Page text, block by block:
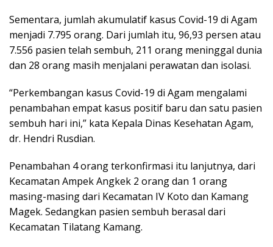
Sementara, jumlah akumulatif kasus Covid-19 di Agam
menjadi 7.795 orang. Dari jumlah itu, 96,93 persen atau
7.556 pasien telah sembuh, 211 orang meninggal dunia
dan 28 orang masih menjalani perawatan dan isolasi.
“Perkembangan kasus Covid-19 di Agam mengalami
penambahan empat kasus positif baru dan satu pasien
sembuh hari ini,” kata Kepala Dinas Kesehatan Agam,
dr. Hendri Rusdian.
Penambahan 4 orang terkonfirmasi itu lanjutnya, dari
Kecamatan Ampek Angkek 2 orang dan 1 orang
masing-masing dari Kecamatan IV Koto dan Kamang
Magek. Sedangkan pasien sembuh berasal dari
Kecamatan Tilatang Kamang.